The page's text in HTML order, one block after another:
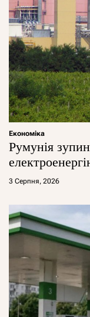
Економіка
Румунія
3 Серпня, 2026